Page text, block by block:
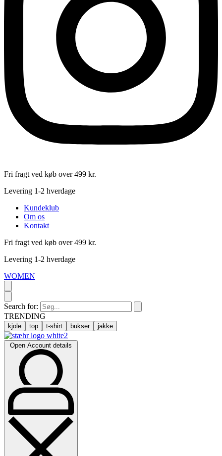
Fri fragt ved køb over 499 kr.
Levering 1-2 hverdage
Kundeklub
Om os
Kontakt
Fri fragt ved køb over 499 kr.
Levering 1-2 hverdage
WOMEN
Search for:
TRENDING
kjole top t-shirt bukser jakke
Open Account details